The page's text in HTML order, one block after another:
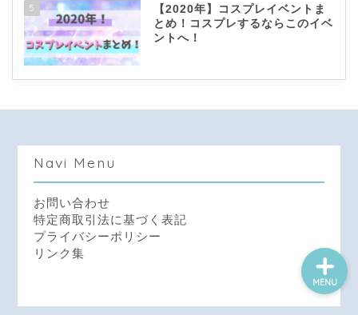
5
【2020年】コスプレイベントま
とめ！コスプレするならこのイベ
ントへ！
Navi Menu
お問い合わせ
特定商取引法に基づく表記
プライバシーポリシー
リンク集
MENU